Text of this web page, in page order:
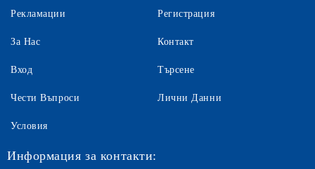
Рекламации
За Нас
Вход
Чести Въпроси
Регистрация
Контакт
Търсене
Лични Данни
Условия
Информация за контакти: